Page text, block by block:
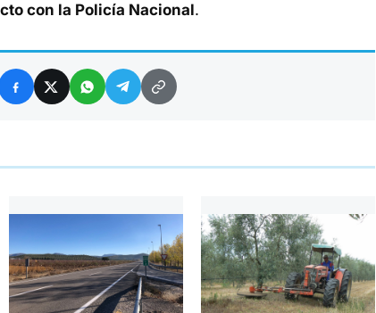
con la Policía Nacional.